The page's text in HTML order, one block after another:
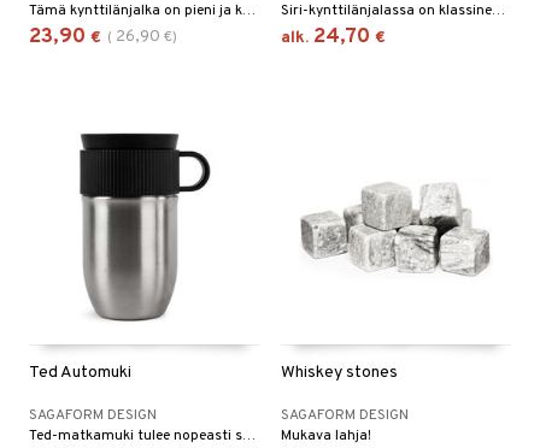
Tämä kynttilänjalka on pieni ja kätevä, useamman kanssa yhdessä aseteltuna entistäkin upeampi.
23,90 € ( 26,90 €)
Siri-kynttilänjalassa on klassinen muotoilu ja se sopii kaikkiin koteihin.
alk. 24,70 €
Ted Automuki
SAGAFORM DESIGN
Ted-matkamuki tulee nopeasti suosikiksi sinulle, joka haluat aina pitää lämpimän tai kylmän juoman saatavilla. Muotoilu, kierrätetystä ruostumattomasta teräksestä, on kätevä kädessä pidettäväksi, ja siinä on käytännöllinen korva sekä älykäs painallustoiminto kannessa.
Whiskey stones
SAGAFORM DESIGN
Mukava lahja!